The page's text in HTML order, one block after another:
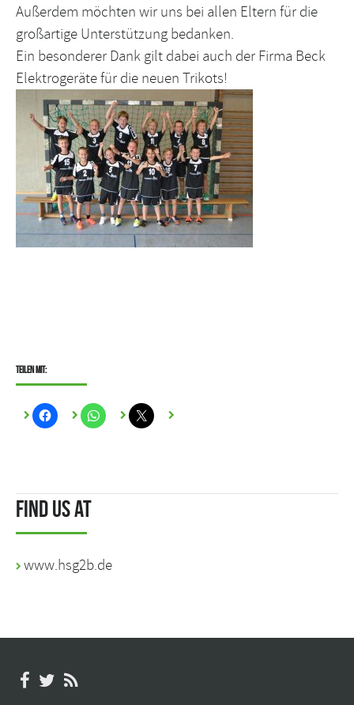
Außerdem möchten wir uns bei allen Eltern für die
großartige Unterstützung bedanken.
Ein besonderer Dank gilt dabei auch der Firma Beck
Elektrogeräte für die neuen Trikots!
Teilen mit:
Find us at
www.hsg2b.de